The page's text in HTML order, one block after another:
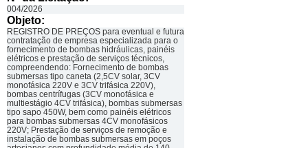
004/2026
Objeto:
REGISTRO DE PREÇOS para eventual e futura
contratação de empresa especializada para o
fornecimento de bombas hidráulicas, painéis
elétricos e prestação de serviços técnicos,
compreendendo: Fornecimento de bombas
submersas tipo caneta (2,5CV solar, 3CV
monofásica 220V e 3CV trifásica 220V),
bombas centrífugas (3CV monofásica e
multiestágio 4CV trifásica), bombas submersas
tipo sapo 450W, bem como painéis elétricos
para bombas submersas 4CV monofásicos
220V; Prestação de serviços de remoção e
instalação de bombas submersas em poços